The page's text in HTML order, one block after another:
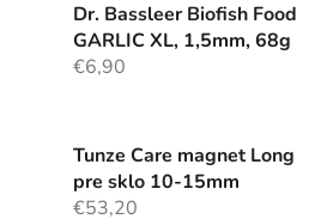
Dr. Bassleer Biofish Food
GARLIC XL, 1,5mm, 68g
€6,90
Tunze Care magnet Long
pre sklo 10-15mm
€53,20